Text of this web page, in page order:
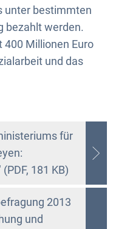
unter bestimmten
bezahlt werden.
400 Millionen Euro
und das
für
181 KB)
2013
und